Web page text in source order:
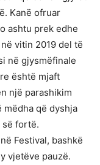
Kanë ofruar
ashtu prek edhe
vitin 2019 del të
në gjysmëfinale
është mjaft
një parashikim
që dyshja
së fortë.
Festival, bashkë
vjetëve pauzë.